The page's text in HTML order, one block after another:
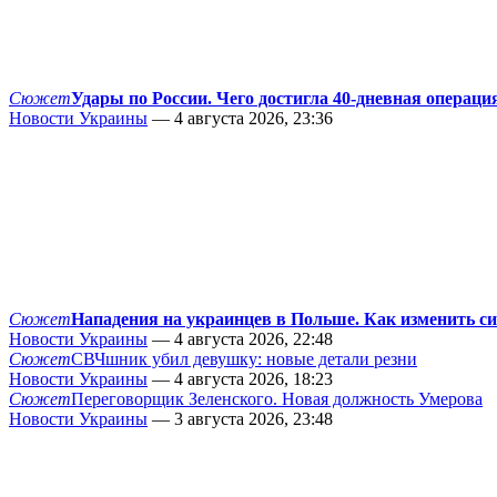
СюжетУдары по России. Чего достигла 40-дневная
Новости Украины — 4 августа 2026, 23:36
СюжетНападения на украинцев в Польше. Как изменить
Новости Украины — 4 августа 2026, 22:48
СюжетСВЧшник убил девушку: новые детали резни
Новости Украины — 4 августа 2026, 18:23
СюжетПереговорщик Зеленского. Новая должность Умерова
Новости Украины — 3 августа 2026, 23:48